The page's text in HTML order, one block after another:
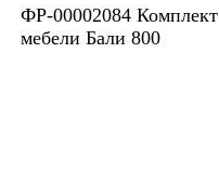
ФР-00002084 Комплект
мебели Бали 800